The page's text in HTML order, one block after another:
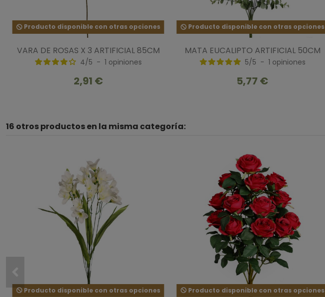
Producto disponible con otras opciones
VARA DE ROSAS X 3 ARTIFICIAL 85CM
4/5 - 1 opiniones
2,91 €
Producto disponible con otras opciones
MATA EUCALIPTO ARTIFICIAL 50CM
5/5 - 1 opiniones
5,77 €
16 otros productos en la misma categoría:
Producto disponible con otras opciones Producto disponible con otras opciones